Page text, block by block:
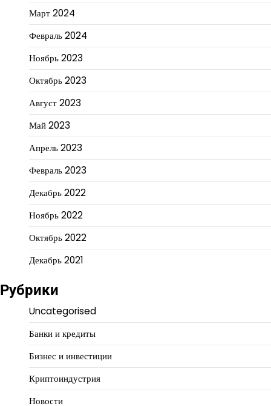
Март 2024
Февраль 2024
Ноябрь 2023
Октябрь 2023
Август 2023
Май 2023
Апрель 2023
Февраль 2023
Декабрь 2022
Ноябрь 2022
Октябрь 2022
Декабрь 2021
Рубрики
Uncategorised
Банки и кредиты
Бизнес и инвестиции
Криптоиндустрия
Новости